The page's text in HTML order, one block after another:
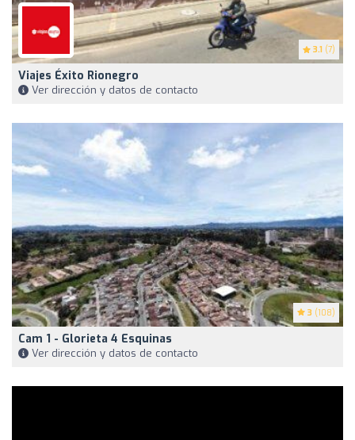
3.1 (7)
Viajes Éxito Rionegro
Ver dirección y datos de contacto
3 (108)
Cam 1 - Glorieta 4 Esquinas
Ver dirección y datos de contacto